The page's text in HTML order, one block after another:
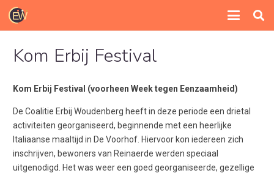
Kom Erbij Festival
Kom Erbij Festival (voorheen Week tegen Eenzaamheid)
De Coalitie Erbij Woudenberg heeft in deze periode een drietal
activiteiten georganiseerd, beginnende met een heerlijke
Italiaanse maaltijd in De Voorhof. Hiervoor kon iedereen zich
inschrijven, bewoners van Reinaerde werden speciaal
uitgenodigd. Het was weer een goed georganiseerde, gezellige